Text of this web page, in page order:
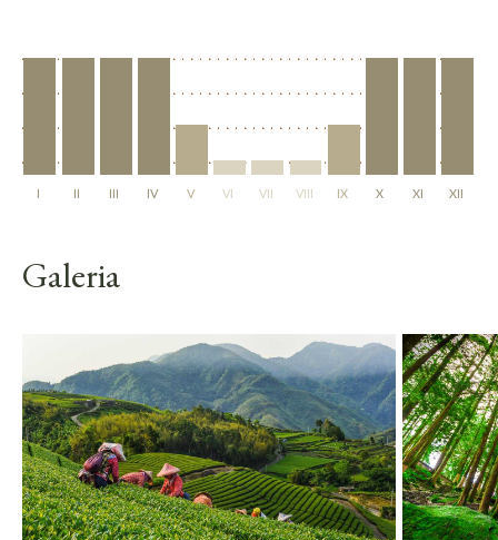
I II III IV V VI VII VIII IX X XI XII
Galeria